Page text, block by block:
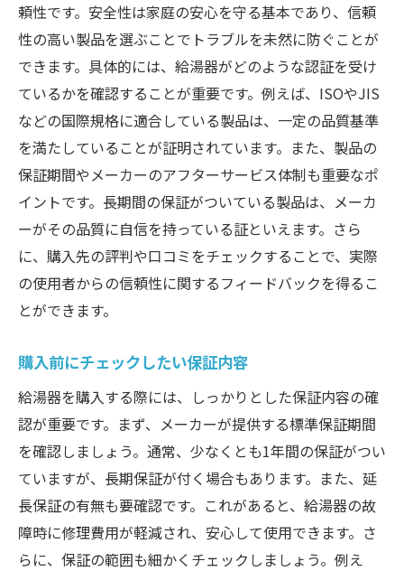
頼性です。安全性は家庭の安心を守る基本であり、信頼
性の高い製品を選ぶことでトラブルを未然に防ぐことが
できます。具体的には、給湯器がどのような認証を受け
ているかを確認することが重要です。例えば、ISOやJIS
などの国際規格に適合している製品は、一定の品質基準
を満たしていることが証明されています。また、製品の
保証期間やメーカーのアフターサービス体制も重要なポ
イントです。長期間の保証がついている製品は、メーカ
ーがその品質に自信を持っている証といえます。さら
に、購入先の評判や口コミをチェックすることで、実際
の使用者からの信頼性に関するフィードバックを得るこ
とができます。
購入前にチェックしたい保証内容
給湯器を購入する際には、しっかりとした保証内容の確
認が重要です。まず、メーカーが提供する標準保証期間
を確認しましょう。通常、少なくとも1年間の保証がつい
ていますが、長期保証が付く場合もあります。また、延
長保証の有無も要確認です。これがあると、給湯器の故
障時に修理費用が軽減され、安心して使用できます。さ
らに、保証の範囲も細かくチェックしましょう。例え